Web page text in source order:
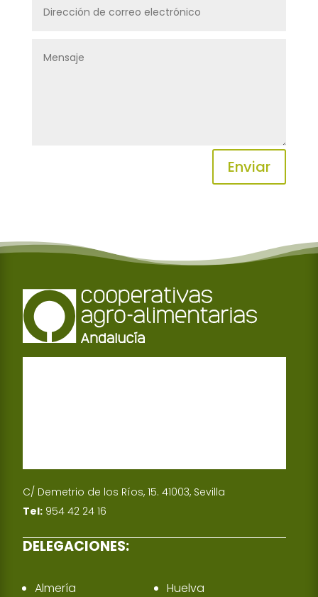
Enviar
C/ Demetrio de los Ríos, 15. 41003, Sevilla
Tel: 954 42 24 16
DELEGACIONES:
Almería
Huelva